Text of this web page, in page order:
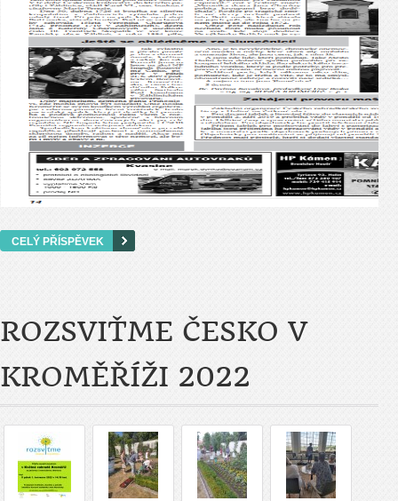
CELÝ PŘÍSPĚVEK
ROZSVIŤME ČESKO V
KROMĚŘÍŽI 2022